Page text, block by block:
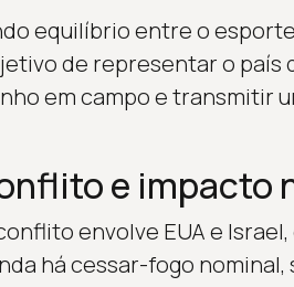
equilíbrio entre o
de representar o país
em campo e transmitir
e impacto
envolve EUA e
há cessar-fogo